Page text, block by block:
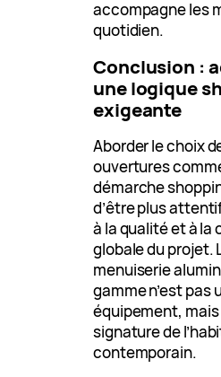
accompagne les
quotidien.
Conclusion :
une logique
exigeante
Aborder le choix
ouvertures
démarche
d’être plus
à la qualité et à la
globale du projet.
menuiserie
gamme n’est pas
équipement,
signature de
contemporain.